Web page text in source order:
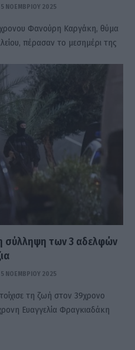
5 ΝΟΕΜΒΡΊΟΥ 2025
Φανούρη Καργάκη, θύμα
πέρασαν το μεσημέρι της
σύλληψη των 3 αδελφών
5 ΝΟΕΜΒΡΊΟΥ 2025
τη ζωή στον 39χρονο
Ευαγγελία Φραγκιαδάκη